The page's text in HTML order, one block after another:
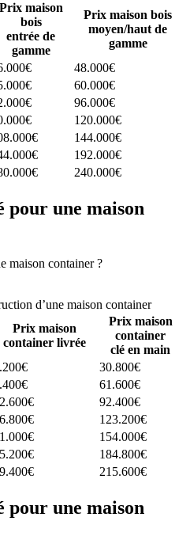
Prix maison
bois
entrée de
gamme
Prix maison bois
moyen/haut de
gamme
48.000€
60.000€
96.000€
120.000€
144.000€
192.000€
240.000€
une maison
maison container ?
d’une maison container
Prix maison
container livrée
Prix maison
container
clé en main
30.800€
61.600€
92.400€
123.200€
154.000€
184.800€
215.600€
une maison